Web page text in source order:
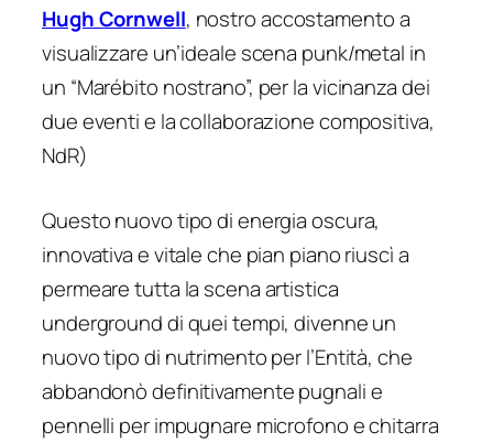
Hugh Cornwell, nostro accostamento a
visualizzare un’ideale scena punk/metal in
un “Marébito nostrano”, per la vicinanza dei
due eventi e la collaborazione compositiva,
NdR)
Questo nuovo tipo di energia oscura,
innovativa e vitale che pian piano riuscì a
permeare tutta la scena artistica
underground di quei tempi, divenne un
nuovo tipo di nutrimento per l’Entità, che
abbandonò definitivamente pugnali e
pennelli per impugnare microfono e chitarra